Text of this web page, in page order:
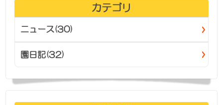
カテゴリ
ニュース(30)
園日記(32)